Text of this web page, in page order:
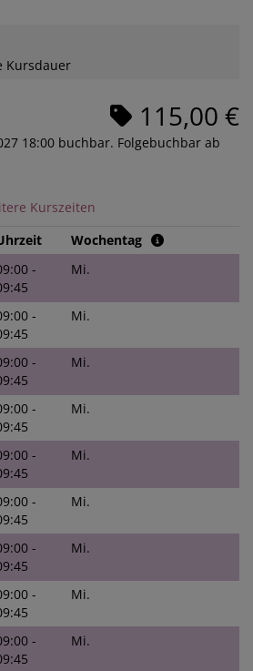
Kursdauer
115,00 €
18:00 buchbar. Folgebuchbar ab
Kurszeiten
Wochentag
-
Mi.
-
Mi.
-
Mi.
-
Mi.
-
Mi.
-
Mi.
-
Mi.
-
Mi.
-
Mi.